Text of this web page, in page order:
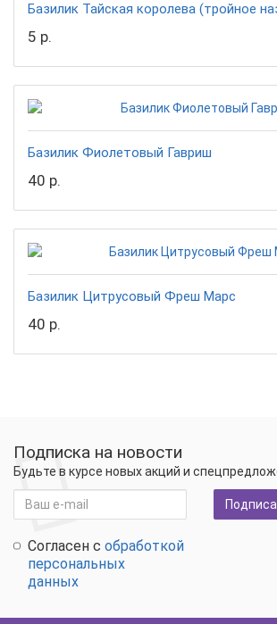
Базилик Тайская королева (тройное
5 р.
Базилик Фиолетовый Гавриш
40 р.
Базилик Цитрусовый Фреш Марс
40 р.
Подписка на новости
Будьте в курсе новых акций и
Согласен с обработкой
персональных
данных